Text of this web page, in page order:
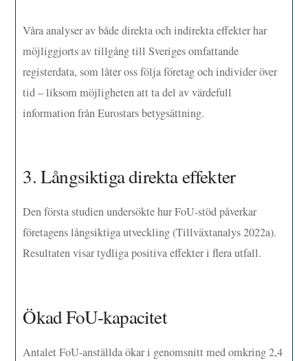
Våra analyser av både direkta och indirekta effekter har
möjliggjorts av tillgång till Sveriges omfattande
registerdata, som låter oss följa företag och individer över
tid – liksom möjligheten att ta del av värdefull
information från Eurostars betygsättning.
3. Långsiktiga direkta effekter
Den första studien undersökte hur FoU-stöd påverkar
företagens långsiktiga utveckling (Tillväxtanalys 2022a).
Resultaten visar tydliga positiva effekter i flera utfall.
Ökad FoU-kapacitet
Antalet FoU-anställda ökar i genomsnitt med omkring 2,4